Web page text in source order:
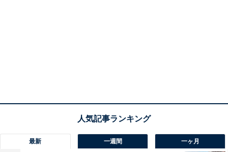
最新 一週間 一ヶ月